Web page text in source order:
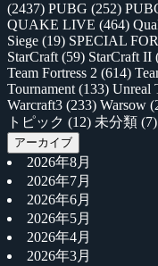
(2437) PUBG (252)
QUAKE LIVE (464)
Siege (19) SPECIAL
StarCraft (59) StarCraft II
Team Fortress 2 (614)
Tournament (133) Unreal
Warcraft3 (233) Warsow
トピック (12) 未分類 (7)
アーカイブ
2026年8月
2026年7月
2026年6月
2026年5月
2026年4月
2026年3月